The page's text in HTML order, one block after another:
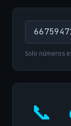
Solo números
📞